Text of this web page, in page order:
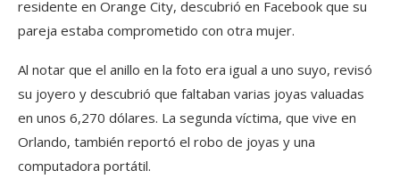
residente en Orange City, descubrió en Facebook que su
pareja estaba comprometido con otra mujer.
Al notar que el anillo en la foto era igual a uno suyo, revisó
su joyero y descubrió que faltaban varias joyas valuadas
en unos 6,270 dólares. La segunda víctima, que vive en
Orlando, también reportó el robo de joyas y una
computadora portátil.